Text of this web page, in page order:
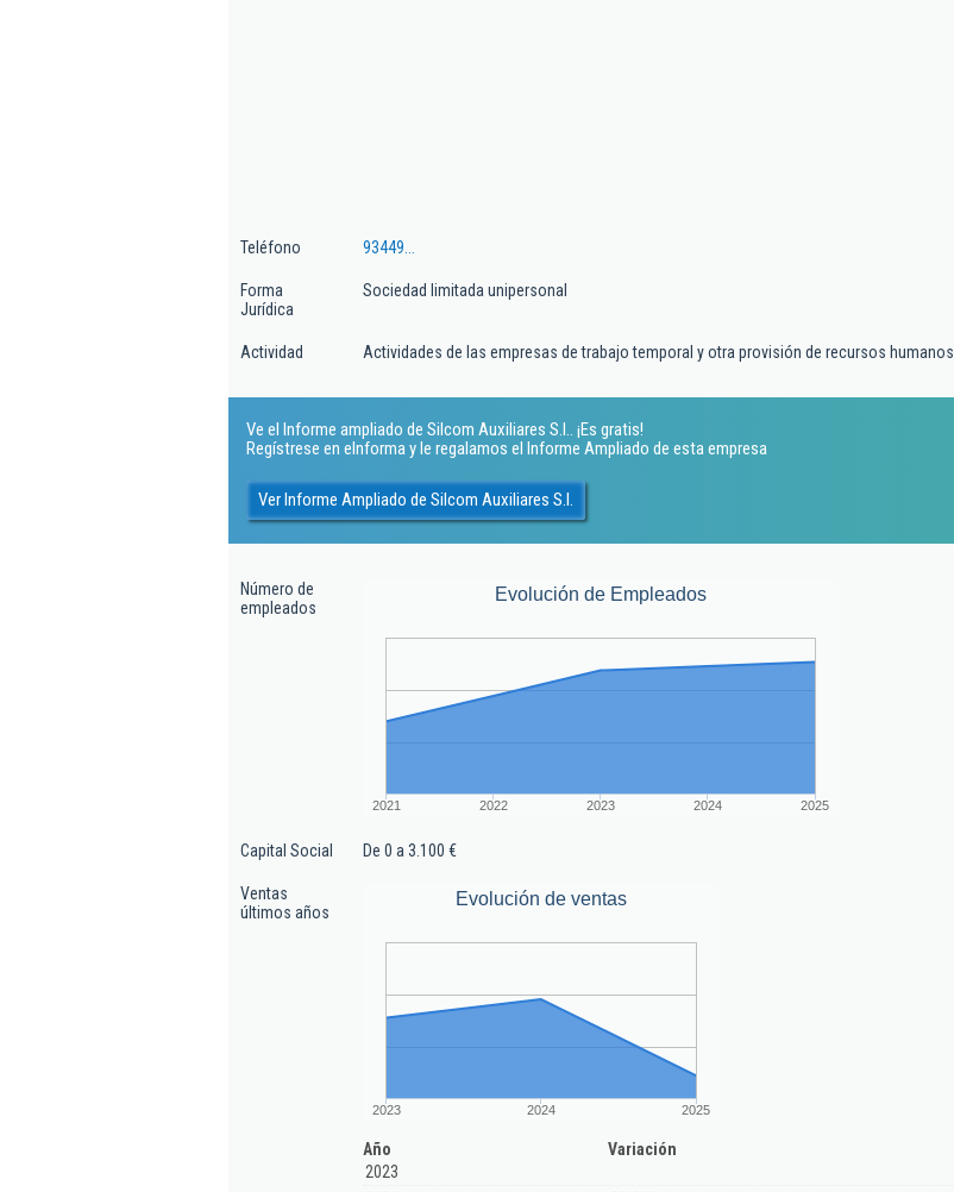
Teléfono 93449...
Forma
Jurídica
Sociedad limitada unipersonal
Actividad Actividades de las empresas de trabajo temporal y otra provisión de recursos humanos
Ve el Informe ampliado de Silcom Auxiliares S.l.. ¡Es gratis!
Regístrese en eInforma y le regalamos el Informe Ampliado de esta empresa
Ver Informe Ampliado de Silcom Auxiliares S.l.
Número de
empleados
Evolución de Empleados
2021 2022 2023 2024 2025
Capital Social De 0 a 3.100 €
Ventas
últimos años
Evolución de ventas
2023 2024 2025
Año
Variación
2023